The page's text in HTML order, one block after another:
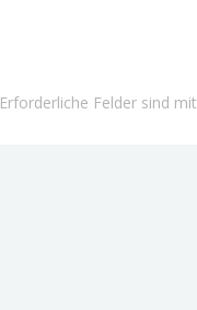
Erforderliche Felder sind mit